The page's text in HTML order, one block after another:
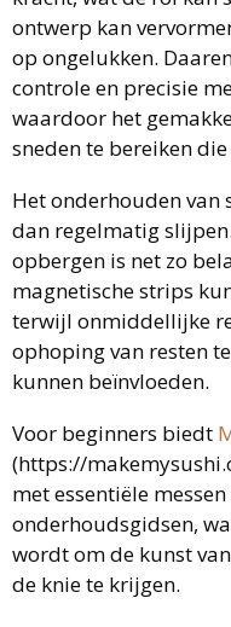
ontwerp kan
op ongelukken.
controle en precisie
waardoor het
sneden te bereiken
Het onderhouden van
dan regelmatig
opbergen is net zo
magnetische strips
terwijl onmiddellijke
ophoping van resten
kunnen beïnvloeden.
Voor beginners biedt
(https://
met essentiële
onderhoudsgidsen,
wordt om de kunst
de knie te krijgen.